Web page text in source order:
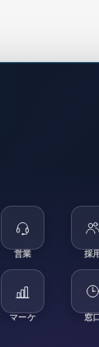
営業 採用
マーケ 窓